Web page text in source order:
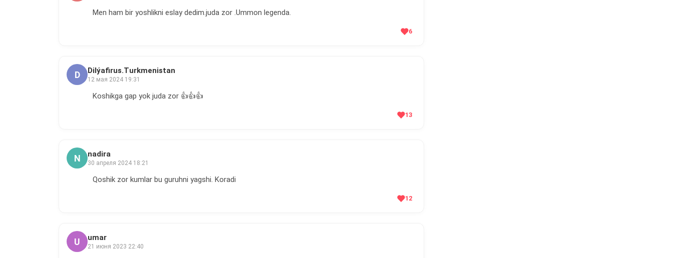
Men ham bir yoshlikni eslay dedim.juda zor .Ummon legenda.
6
D Dilýafirus.Turkmenistan
12 мая 2024 19:31
Koshikga gap yok juda zor 👍👍👍
13
N nadira
30 апреля 2024 18:21
Qoshik zor kumlar bu guruhni yagshi. Koradi
12
U umar
21 июня 2023 22:40